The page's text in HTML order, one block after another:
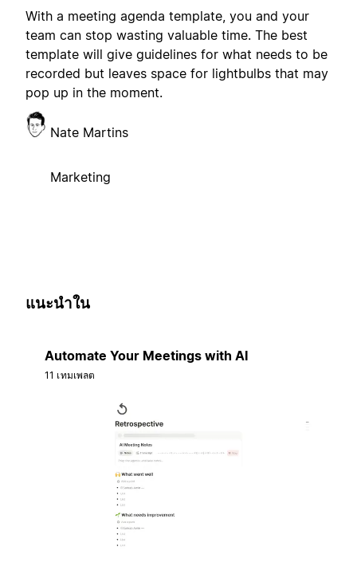
With a meeting agenda template, you and your
team can stop wasting valuable time. The best
template will give guidelines for what needs to be
recorded but leaves space for lightbulbs that may
pop up in the moment.
Nate Martins
Marketing
แนะนำใน
Automate Your Meetings with AI
11 เทมเพลต